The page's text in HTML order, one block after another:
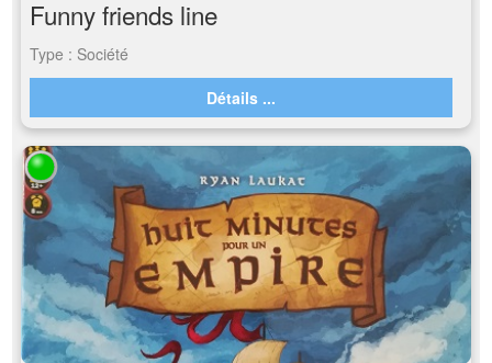
Funny friends line
Type : Société
Détails ...